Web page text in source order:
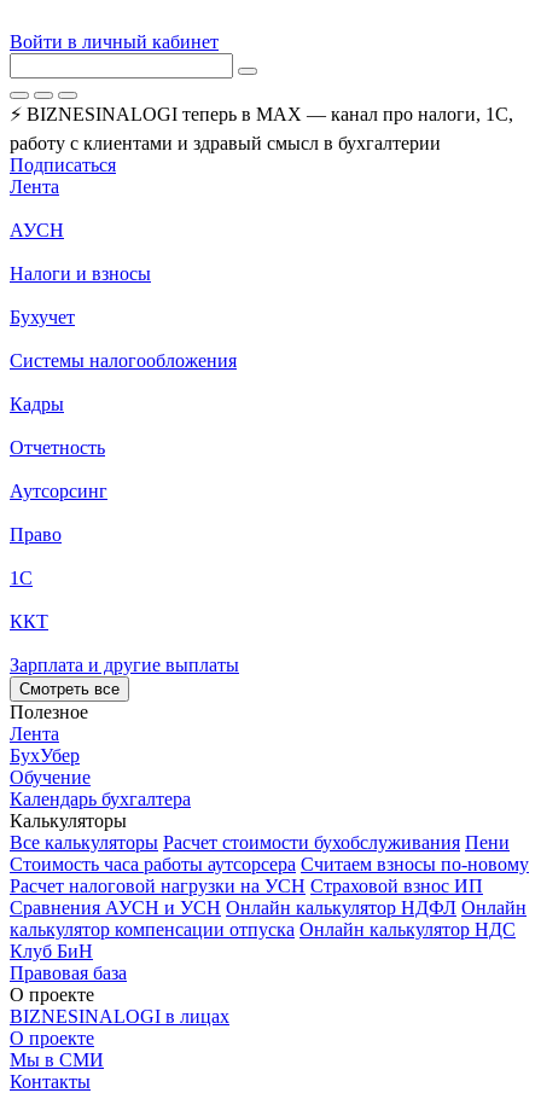
Войти в личный кабинет
⚡ BIZNESINALOGI теперь в MAX — канал про налоги, 1С,
работу с клиентами и здравый смысл в бухгалтерии
Подписаться
Лента
АУСН
Налоги и взносы
Бухучет
Системы налогообложения
Кадры
Отчетность
Аутсорсинг
Право
1С
ККТ
Зарплата и другие выплаты
Смотреть все
Полезное
Лента
БухУбер
Обучение
Календарь бухгалтера
Калькуляторы
Все калькуляторы Расчет стоимости бухобслуживания Пени
Стоимость часа работы аутсорсера Считаем взносы по-новому
Расчет налоговой нагрузки на УСН Страховой взнос ИП
Сравнения АУСН и УСН Онлайн калькулятор НДФЛ Онлайн
калькулятор компенсации отпуска Онлайн калькулятор НДС
Клуб БиН
Правовая база
О проекте
BIZNESINALOGI в лицах
О проекте
Мы в СМИ
Контакты